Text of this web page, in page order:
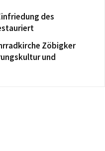
des
Zöbigker
und